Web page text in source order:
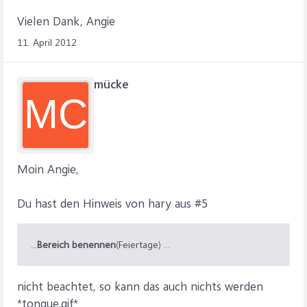
Vielen Dank, Angie
11. April 2012
MC
mücke
Moin Angie,
Du hast den Hinweis von hary aus #5
...Bereich benennen(Feiertage) ...
nicht beachtet, so kann das auch nichts werden
*tongue.gif*